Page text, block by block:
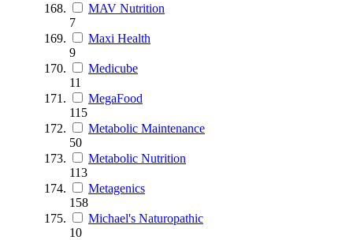
MAV Nutrition
7
Maxi Health
9
Medicube
11
MegaFood
115
Metabolic Maintenance
50
Metabolic Nutrition
113
Metagenics
158
Michael's Naturopathic
10